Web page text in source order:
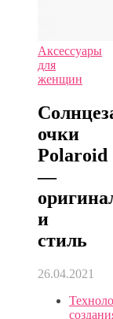
Аксессуары
для
женщин
очки
Polaroid
—
и
стиль
26.04.2021